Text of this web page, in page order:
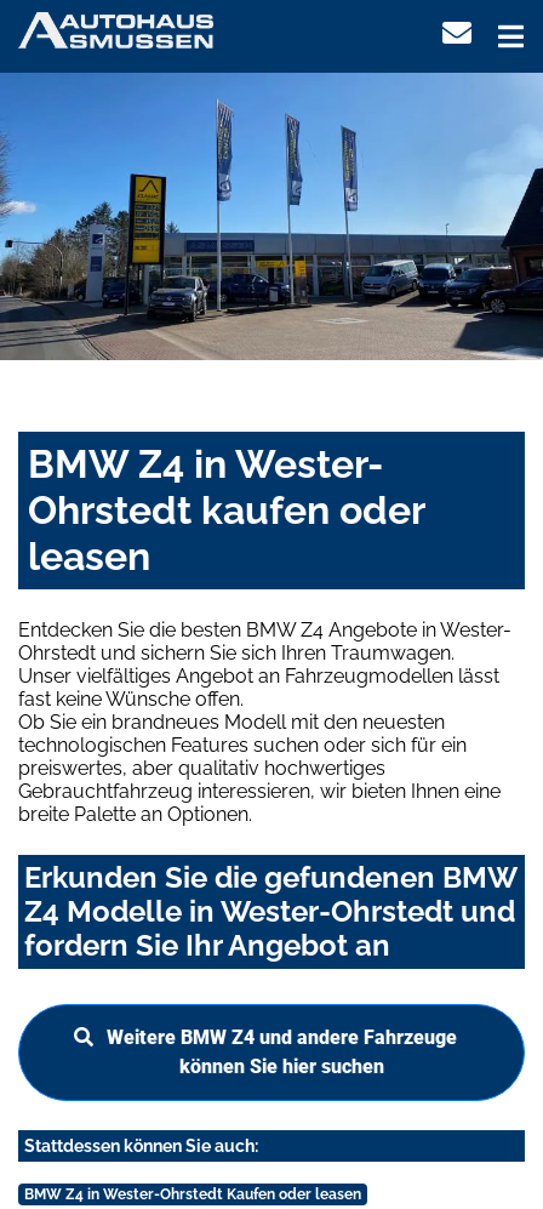
BMW Z4 in Wester-
Ohrstedt kaufen oder
leasen
Entdecken Sie die besten BMW Z4 Angebote in Wester-
Ohrstedt und sichern Sie sich Ihren Traumwagen.
Unser vielfältiges Angebot an Fahrzeugmodellen lässt
fast keine Wünsche offen.
Ob Sie ein brandneues Modell mit den neuesten
technologischen Features suchen oder sich für ein
preiswertes, aber qualitativ hochwertiges
Gebrauchtfahrzeug interessieren, wir bieten Ihnen eine
breite Palette an Optionen.
Erkunden Sie die gefundenen BMW
Z4 Modelle in Wester-Ohrstedt und
fordern Sie Ihr Angebot an
Weitere BMW Z4 und andere Fahrzeuge
können Sie hier suchen
Stattdessen können Sie auch:
BMW Z4 in Wester-Ohrstedt Kaufen oder leasen